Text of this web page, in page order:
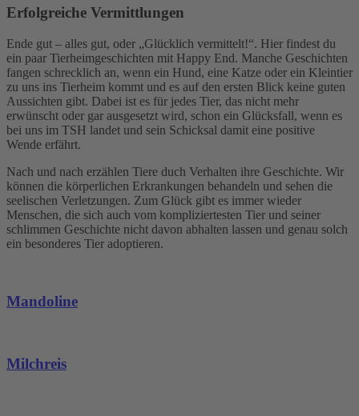
Erfolgreiche Vermittlungen
Ende gut – alles gut, oder „Glücklich vermittelt!“. Hier findest du
ein paar Tierheimgeschichten mit Happy End. Manche Geschichten
fangen schrecklich an, wenn ein Hund, eine Katze oder ein Kleintier
zu uns ins Tierheim kommt und es auf den ersten Blick keine guten
Aussichten gibt. Dabei ist es für jedes Tier, das nicht mehr
erwünscht oder gar ausgesetzt wird, schon ein Glücksfall, wenn es
bei uns im TSH landet und sein Schicksal damit eine positive
Wende erfährt.
Nach und nach erzählen Tiere duch Verhalten ihre Geschichte. Wir
können die körperlichen Erkrankungen behandeln und sehen die
seelischen Verletzungen. Zum Glück gibt es immer wieder
Menschen, die sich auch vom kompliziertesten Tier und seiner
schlimmen Geschichte nicht davon abhalten lassen und genau solch
ein besonderes Tier adoptieren.
Mandoline
Milchreis